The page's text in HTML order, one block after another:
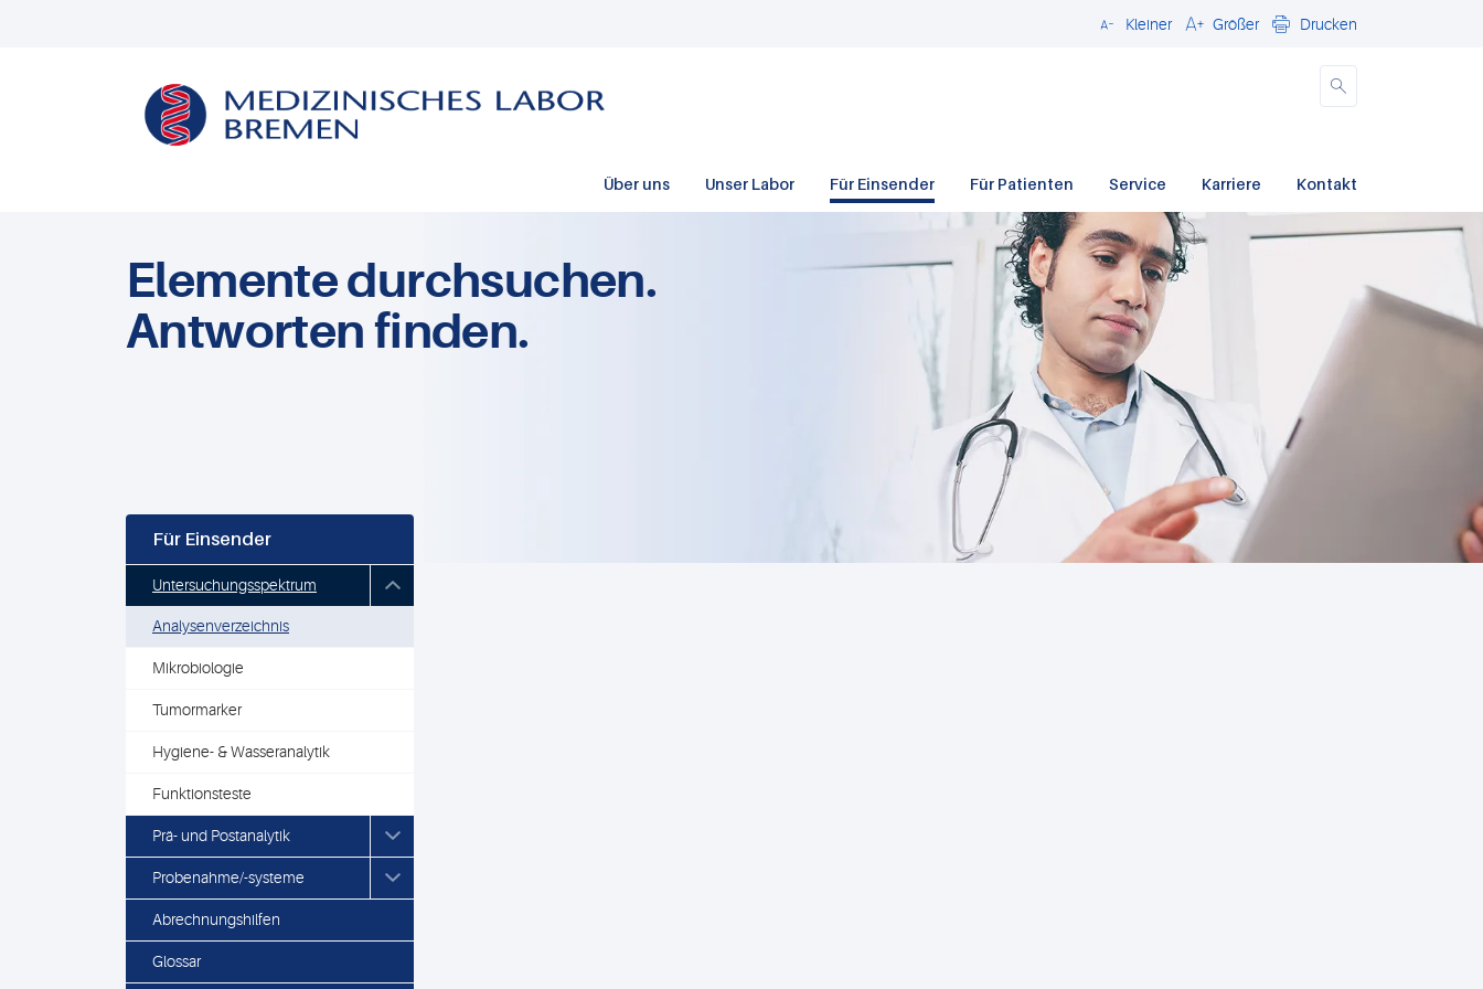
Schließen
Kleiner Größer Drucken
Über uns Unser Labor Für Einsender Für Patienten Service Karriere Kontakt
Elemente durchsuchen.
Antworten finden.
Für Einsender
Untersuchungsspektrum
Analysenverzeichnis
Mikrobiologie
Tumormarker
Hygiene- & Wasseranalytik
Funktionsteste
Prä- und Postanalytik
Probenahme/-systeme
Abrechnungshilfen
Glossar